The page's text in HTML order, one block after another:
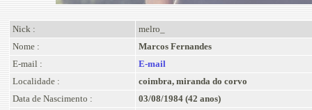
Nick :
melro_
Nome :
Marcos Fernandes
E-mail :
E-mail
Localidade :
coimbra, miranda do corvo
Data de Nascimento :
03/08/1984 (42 anos)